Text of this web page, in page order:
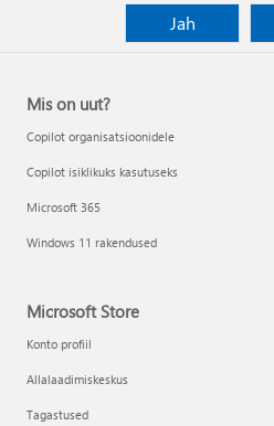
Jah
Mis on uut?
Copilot organisatsioonidele
Copilot isiklikuks kasutuseks
Microsoft 365
Windows 11 rakendused
Microsoft Store
Konto profiil
Allalaadimiskeskus
Tagastused